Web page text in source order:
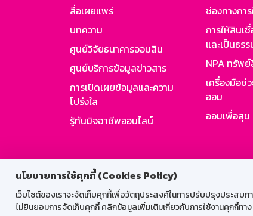
นโยบายการใช้คุกกี้ (Cookies Policy)
เว็บไซต์ของเราจะจัดเก็บคุกกี้เพื่อวัตถุประสงค์ในการปรับปรุงประสบ
ไม่ยินยอมการจัดเก็บคุกกี้ คลิกข้อมูลเพิ่มเติมเกี่ยวกับการใช้งานคุกกี้ทาง
สื่อเผยแพร่
บทความ
ศูนย์วิจัยธนาคารออมสิน
ศูนย์บริการข้อมูลข่าวสาร
การเปิดเผยข้อมูลและความ
โปร่งใส
รู้ทันมิจฉาชีพออนไลน์
ช่องทางกา
การให้สินเ
และเป็นธรร
NPA ทรัพ
เครื่องมือช่
ออม
ออมเพื่อสุข